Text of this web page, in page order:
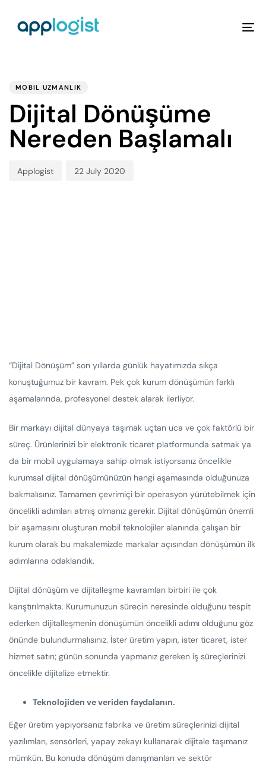
MOBIL UZMANLIK
Dijital Dönüşüme
Nereden Başlamalı
Applogist 22 July 2020
“Dijital Dönüşüm” son yıllarda günlük hayatımızda sıkça
konuştuğumuz bir kavram. Pek çok kurum dönüşümün farklı
aşamalarında, profesyonel destek alarak ilerliyor.
Bir markayı dijital dünyaya taşımak uçtan uca ve çok faktörlü bir
süreç. Ürünlerinizi bir elektronik ticaret platformunda satmak ya
da bir mobil uygulamaya sahip olmak istiyorsanız öncelikle
kurumsal dijital dönüşümünüzün hangi aşamasında olduğunuza
bakmalısınız. Tamamen çevrimiçi bir operasyon yürütebilmek için
öncelikli adımları atmış olmanız gerekir. Dijital dönüşümün önemli
bir aşamasını oluşturan mobil teknolojiler alanında çalışan bir
kurum olarak bu makalemizde markalar açısından dönüşümün ilk
adımlarına odaklandık.
Dijital dönüşüm ve dijitalleşme kavramları birbiri ile çok
karıştırılmakta. Kurumunuzun sürecin neresinde olduğunu tespit
ederken dijitalleşmenin dönüşümün öncelikli adımı olduğunu göz
önünde bulundurmalısınız. İster üretim yapın, ister ticaret, ister
hizmet satın; günün sonunda yapmanız gereken iş süreçlerinizi
öncelikle dijitalize etmektir.
Teknolojiden ve veriden faydalanın.
Eğer üretim yapıyorsanız fabrika ve üretim süreçlerinizi dijital
yazılımları, sensörleri, yapay zekayı kullanarak dijitale taşımanız
mümkün. Bu konuda dönüşüm danışmanları ve sektör